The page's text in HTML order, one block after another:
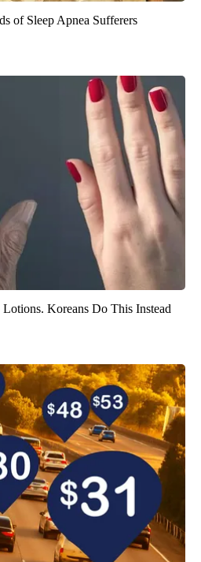
of Sleep Apnea Sufferers
Koreans Do This Instead